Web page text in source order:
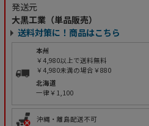
発送元
大黒工業（単品販売）
送料対策に！商品はこちら
本州
￥4,980以上で送料無料
￥4,980未満の場合￥880
北海道
一律￥1,100
沖縄・離島配送不可